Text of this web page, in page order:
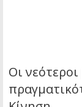
Οι